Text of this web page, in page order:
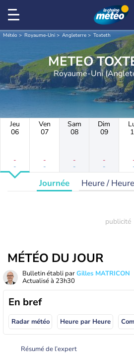
Météo Royaume-Uni Angleterre Toxteth
METEO
Royaume-Uni
Jeu
06
-
-
Ven
07
-
-
Sam
08
-
-
Dim
09
-
-
Journée Heure / Heure
MÉTÉO DU JOUR
Bulletin établi parGilles MATRICON
Actualisé à 23h30
En bref
Radar météo Heure par Heure
Résumé de l’expert